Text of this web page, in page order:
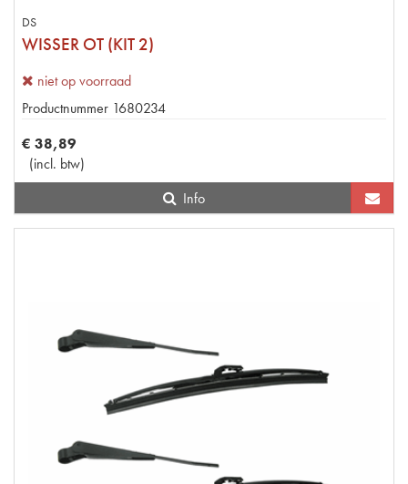
DS
WISSER OT (KIT 2)
niet op voorraad
Productnummer 1680234
€ 38,89
(incl. btw)
Info